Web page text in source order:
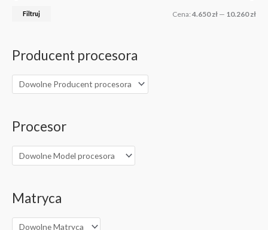
Filtruj Cena: 4.650 zł — 10.260 zł
Producent procesora
Procesor
Matryca